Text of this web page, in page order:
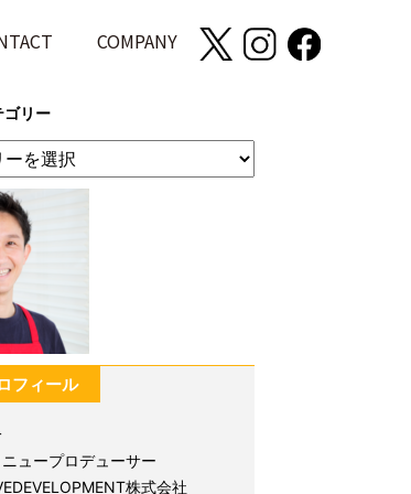
COMPANY
ゴリー
フィール
ュープロデューサー
株式会社